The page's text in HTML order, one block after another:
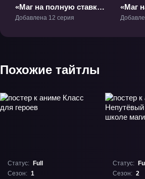
«Маг на полную ставку»
ТВ-1
Добавлена 12 серия
«Маг
2» ТВ-
Похожие тайтлы
Статус:
Full
Сезон: 1
Статус:
Full
Сезон: 2